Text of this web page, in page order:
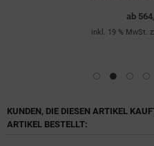
ab
inkl. 19 % MwSt.
KUNDEN, DIE DIESEN ARTIKEL
ARTIKEL BESTELLT: